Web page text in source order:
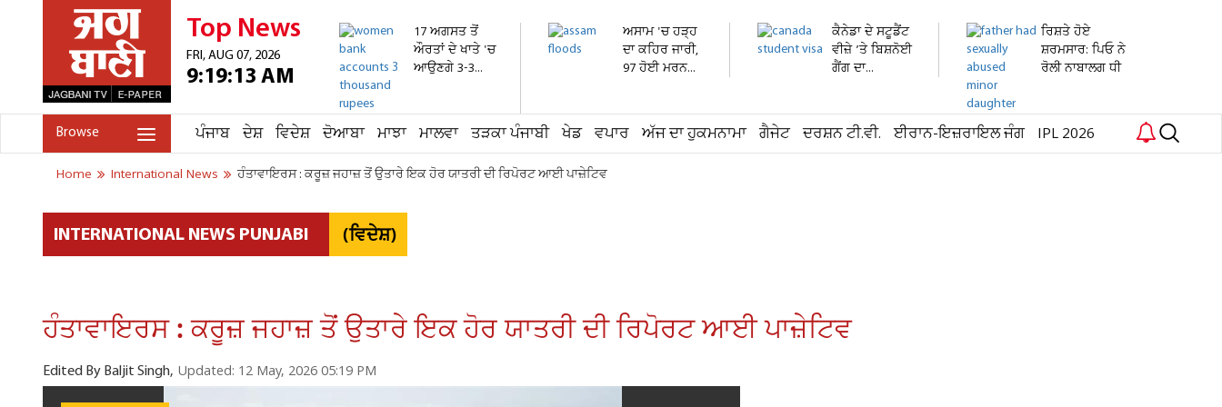
Top News
FRI, AUG 07, 2026
9:19:13 AM
17 ਅਗਸਤ ਤੋਂ
ਔਰਤਾਂ ਦੇ ਖਾਤੇ 'ਚ
ਆਉਣਗੇ 3-3...
ਅਸਾਮ 'ਚ ਹੜ੍ਹ
ਦਾ ਕਹਿਰ ਜਾਰੀ,
97 ਹੋਈ ਮਰਨ...
ਕੈਨੇਡਾ ਦੇ ਸਟੂਡੈਂਟ
ਵੀਜ਼ੇ ’ਤੇ ਬਿਸ਼ਨੋਈ
ਗੈਂਗ ਦਾ...
ਰਿਸ਼ਤੇ ਹੋਏ
ਸ਼ਰਮਸਾਰ: ਪਿਓ ਨੇ
ਰੋਲੀ ਨਾਬਾਲਗ ਧੀ
Browse ਪੰਜਾਬ ਦੇਸ਼ ਵਿਦੇਸ਼ ਦੋਆਬਾ ਮਾਝਾ ਮਾਲਵਾ ਤੜਕਾ ਪੰਜਾਬੀ ਖੇਡ ਵਪਾਰ ਅੱਜ ਦਾ ਹੁਕਮਨਾਮਾ ਗੈਜੇਟ ਦਰਸ਼ਨ ਟੀ.ਵੀ. ਈਰਾਨ-ਇਜ਼ਰਾਇਲ ਜੰਗ IPL 2026
Home International News ਹੰਤਾਵਾਇਰਸ : ਕਰੂਜ਼ ਜਹਾਜ਼ ਤੋਂ ਉਤਾਰੇ ਇਕ ਹੋਰ ਯਾਤਰੀ ਦੀ ਰਿਪੋਰਟ ਆਈ ਪਾਜ਼ੇਟਿਵ
INTERNATIONAL NEWS PUNJABI (ਵਿਦੇਸ਼)
ਹੰਤਾਵਾਇਰਸ : ਕਰੂਜ਼ ਜਹਾਜ਼ ਤੋਂ ਉਤਾਰੇ ਇਕ ਹੋਰ ਯਾਤਰੀ ਦੀ ਰਿਪੋਰਟ ਆਈ ਪਾਜ਼ੇਟਿਵ
Edited By Baljit Singh, Updated: 12 May, 2026 05:19 PM